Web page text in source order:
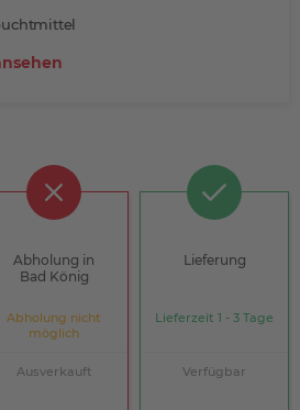
Abholung in
Bad König
Abholung nicht
möglich
Ausverkauft
Lieferung
Lieferzeit 1 - 3 Tage
Verfügbar